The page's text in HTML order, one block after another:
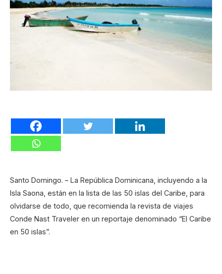
Santo Domingo. – La República Dominicana, incluyendo a la
Isla Saona, están en la lista de las 50 islas del Caribe, para
olvidarse de todo, que recomienda la revista de viajes
Conde Nast Traveler en un reportaje denominado “El Caribe
en 50 islas”.